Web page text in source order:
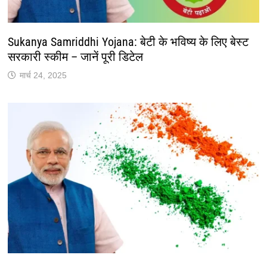
Sukanya Samriddhi Yojana: बेटी के भविष्य के लिए बेस्ट
सरकारी स्कीम – जानें पूरी डिटेल
मार्च 24, 2025